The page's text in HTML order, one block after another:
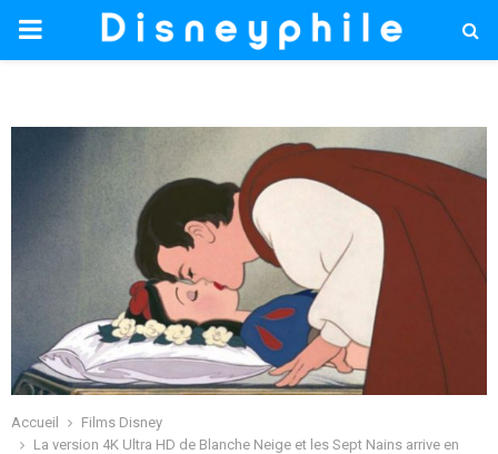
PRIMARY
Accueil
Films Disney
La version 4K Ultra HD de Blanche Neige et les Sept Nains arrive en